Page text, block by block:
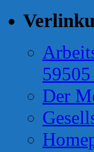
Der